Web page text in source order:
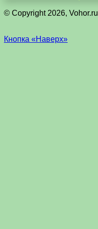
© Copyright 2026, Vohor.ru
Кнопка «Наверх»